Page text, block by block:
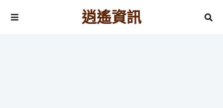
逍遙資訊